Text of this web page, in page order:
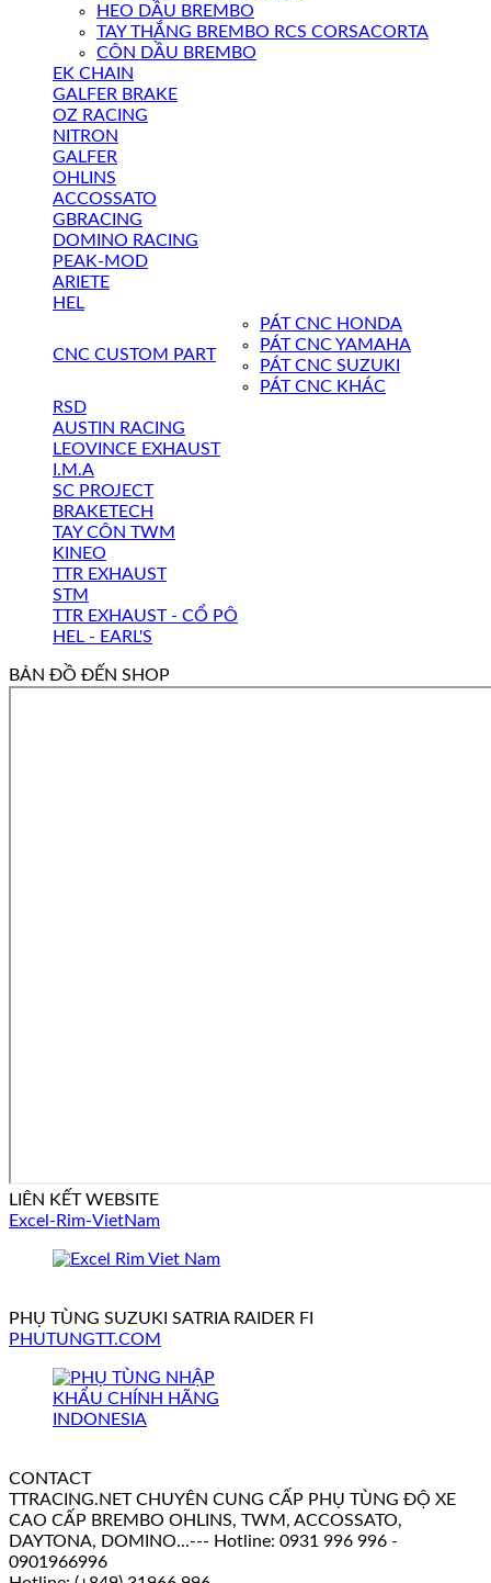
HEO DẦU BREMBO
TAY THẮNG BREMBO RCS CORSACORTA
CÔN DẦU BREMBO
EK CHAIN
GALFER BRAKE
OZ RACING
NITRON
GALFER
OHLINS
ACCOSSATO
GBRACING
DOMINO RACING
PEAK-MOD
ARIETE
HEL
CNC CUSTOM PART
PÁT CNC HONDA
PÁT CNC YAMAHA
PÁT CNC SUZUKI
PÁT CNC KHÁC
RSD
AUSTIN RACING
LEOVINCE EXHAUST
I.M.A
SC PROJECT
BRAKETECH
TAY CÔN TWM
KINEO
TTR EXHAUST
STM
TTR EXHAUST - CỔ PÔ
HEL - EARL'S
BẢN ĐỒ ĐẾN SHOP
LIÊN KẾT WEBSITE
Excel-Rim-VietNam
PHỤ TÙNG SUZUKI SATRIA RAIDER FI
PHUTUNGTT.COM
CONTACT
TTRACING.NET CHUYÊN CUNG CẤP PHỤ TÙNG ĐỘ XE
CAO CẤP BREMBO OHLINS, TWM, ACCOSSATO,
DAYTONA, DOMINO...--- Hotline: 0931 996 996 -
0901966996